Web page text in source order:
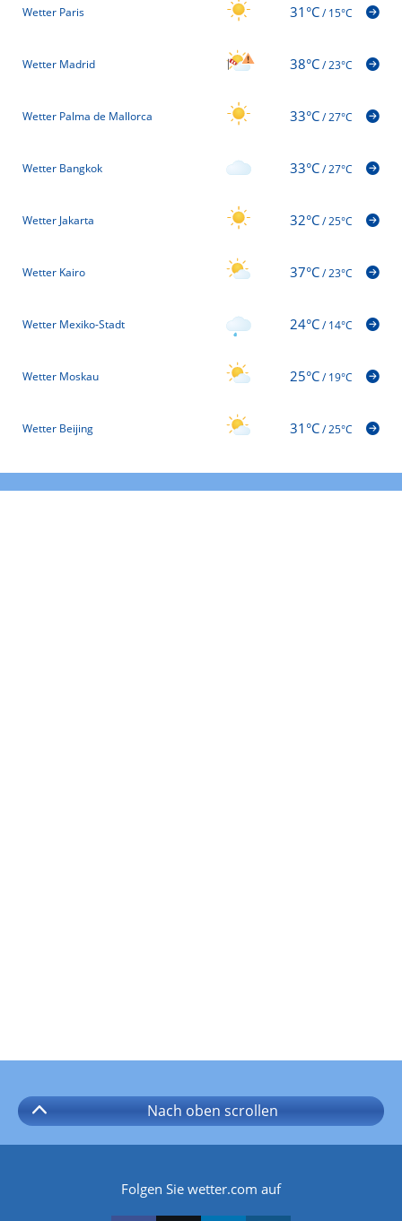
Wetter Paris 31°C/15°C
Wetter Madrid 38°C/23°C
Wetter Palma de Mallorca 33°C/27°C
Wetter Bangkok 33°C/27°C
Wetter Jakarta 32°C/25°C
Wetter Kairo 37°C/23°C
Wetter Mexiko-Stadt 24°C/14°C
Wetter Moskau 25°C/19°C
Wetter Beijing 31°C/25°C
Nach oben scrollen
Folgen Sie wetter.com auf